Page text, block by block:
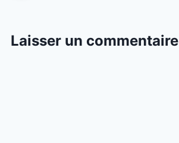
Laisser un commentaire